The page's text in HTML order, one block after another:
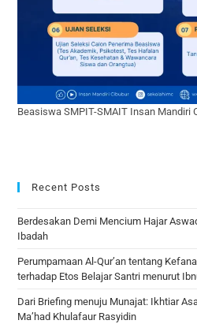
Beasiswa SMPIT-SMAIT Insan Mandiri
Recent Posts
Berdesakan Demi Mencium Hajar
Ibadah
Perumpamaan Al-Qur’an tentang
terhadap Etos Belajar Santri menurut
Dari Briefing menuju Munajat: Ikhtiar
Ma’had Khulafaur Rasyidin